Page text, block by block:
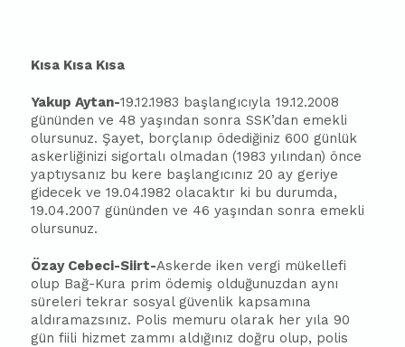
Kısa Kısa Kısa
Yakup Aytan-19.12.1983 başlangıcıyla 19.12.2008
gününden ve 48 yaşından sonra SSK’dan emekli
olursunuz. Şayet, borçlanıp ödediğiniz 600 günlük
askerliğinizi sigortalı olmadan (1983 yılından) önce
yaptıysanız bu kere başlangıcınız 20 ay geriye
gidecek ve 19.04.1982 olacaktır ki bu durumda,
19.04.2007 gününden ve 46 yaşından sonra emekli
olursunuz.
Özay Cebeci-Siirt-Askerde iken vergi mükellefi
olup Bağ-Kura prim ödemiş olduğunuzdan aynı
süreleri tekrar sosyal güvenlik kapsamına
aldıramazsınız. Polis memuru olarak her yıla 90
gün fiili hizmet zammı aldığınız doğru olup, polis